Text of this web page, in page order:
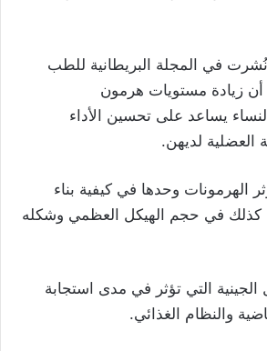
في المجلة البريطانية للطب
عام 2019، أن زيادة مستويات هرمون
يساعد على تحسين الأداء
العضلية لديهن.
الهرمونات وحدها في كيفية بناء
في حجم الهيكل العظمي وشكله
الجينية التي تؤثر في مدى استجابة
والنظام الغذائي.